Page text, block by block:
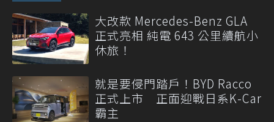
大改款 Mercedes-Benz GLA
正式亮相 純電 643 公里續航小
休旅！
就是要侵門踏戶！BYD Racco
正式上市 正面迎戰日系K-Car
霸主